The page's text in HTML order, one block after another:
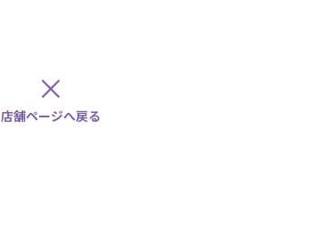
×
店舗ページへ戻る